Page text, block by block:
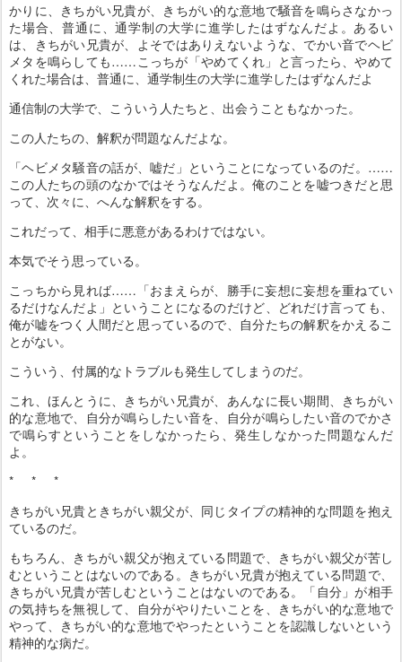
かりに、きちがい兄貴が、きちがい的な意地で騒音を鳴らさなかっ
た場合、普通に、通学制の大学に進学したはずなんだよ。あるい
は、きちがい兄貴が、よそではありえないような、でかい音でヘビ
メタを鳴らしても……こっちが「やめてくれ」と言ったら、やめて
くれた場合は、普通に、通学制生の大学に進学したはずなんだよ
通信制の大学で、こういう人たちと、出会うこともなかった。
この人たちの、解釈が問題なんだよな。
「ヘビメタ騒音の話が、嘘だ」ということになっているのだ。……
この人たちの頭のなかではそうなんだよ。俺のことを嘘つきだと思
って、次々に、へんな解釈をする。
これだって、相手に悪意があるわけではない。
本気でそう思っている。
こっちから見れば……「おまえらが、勝手に妄想に妄想を重ねてい
るだけなんだよ」ということになるのだけど、どれだけ言っても、
俺が嘘をつく人間だと思っているので、自分たちの解釈をかえるこ
とがない。
こういう、付属的なトラブルも発生してしまうのだ。
これ、ほんとうに、きちがい兄貴が、あんなに長い期間、きちがい
的な意地で、自分が鳴らしたい音を、自分が鳴らしたい音のでかさ
で鳴らすということをしなかったら、発生しなかった問題なんだ
よ。
* * *
きちがい兄貴ときちがい親父が、同じタイプの精神的な問題を抱え
ているのだ。
もちろん、きちがい親父が抱えている問題で、きちがい親父が苦し
むということはないのである。きちがい兄貴が抱えている問題で、
きちがい兄貴が苦しむということはないのである。「自分」が相手
の気持ちを無視して、自分がやりたいことを、きちがい的な意地で
やって、きちがい的な意地でやったということを認識しないという
精神的な病だ。